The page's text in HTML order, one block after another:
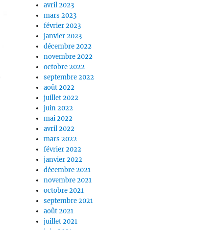
avril 2023
mars 2023
février 2023
janvier 2023
décembre 2022
novembre 2022
octobre 2022
septembre 2022
août 2022
juillet 2022
juin 2022
mai 2022
avril 2022
mars 2022
février 2022
janvier 2022
décembre 2021
novembre 2021
octobre 2021
septembre 2021
août 2021
juillet 2021